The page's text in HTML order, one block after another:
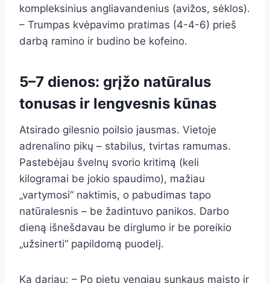
kompleksinius angliavandenius (avižos, sėklos).
– Trumpas kvėpavimo pratimas (4-4-6) prieš
darbą ramino ir budino be kofeino.
5–7 dienos: grįžo natūralus
tonusas ir lengvesnis kūnas
Atsirado gilesnio poilsio jausmas. Vietoje
adrenalino pikų – stabilus, tvirtas ramumas.
Pastebėjau švelnų svorio kritimą (keli
kilogramai be jokio spaudimo), mažiau
„vartymosi“ naktimis, o pabudimas tapo
natūralesnis – be žadintuvo panikos. Darbo
dieną išnešdavau be dirglumo ir be poreikio
„užsinerti“ papildomą puodelį.
Ką dariau: – Po pietų vengiau sunkaus maisto ir